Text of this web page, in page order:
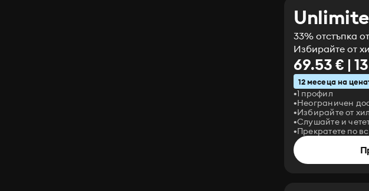
33% отстъпка
Избирайте от
69.53 € |
12 месеца на
1 профил
Неограничен
Избирайте от
Слушайте и
Прекратете по